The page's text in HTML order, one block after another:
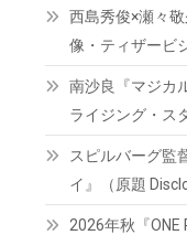
西島秀俊×瀬々
像・ティザービ
南沙良『マジカ
ライジング・ス
スピルバーグ監
イ』（原題
2026年秋『ONE